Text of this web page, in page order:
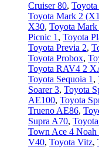
Cruiser 80,
Toyota Mark 2
X30, Toyota
Picnic 1 , Toyota
Toyota Previa 2,
Toyota Probox,
Toyota RAV4 2
Toyota Sequoia 1 ,
Soarer 3, Toyota
AE100, Toyota
Trueno AE86,
Supra A70,
Town Ace 4 Noah
V40, Toyota Vitz,